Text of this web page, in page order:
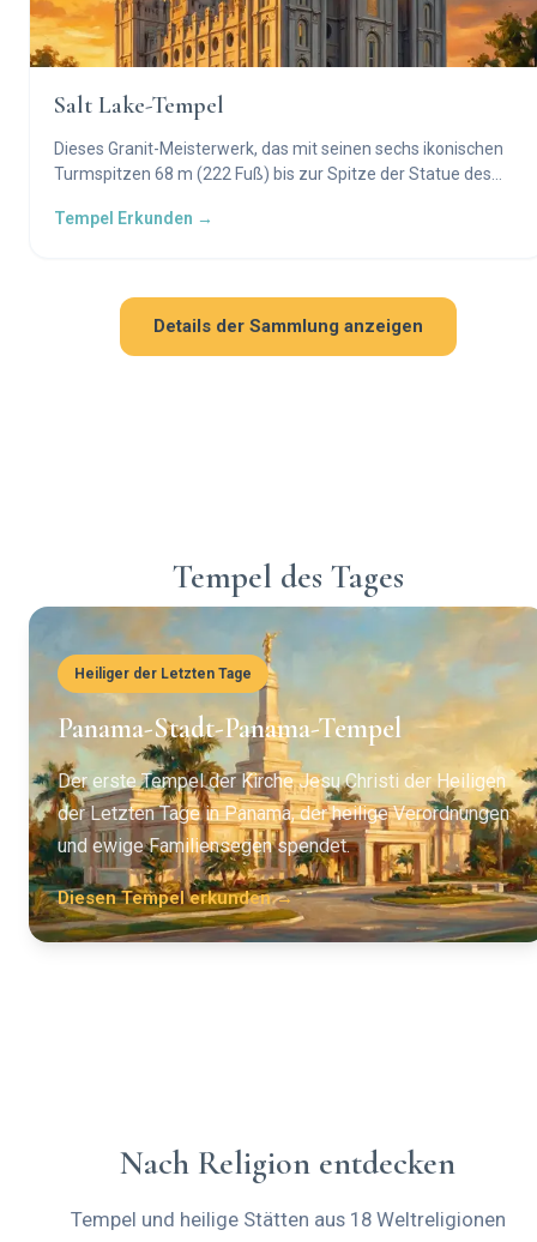
Salt Lake-Tempel
Dieses Granit-Meisterwerk, das mit seinen sechs ikonischen
Turmspitzen 68 m (222 Fuß) bis zur Spitze der Statue des
errichtet und steht weltweit als das bekannteste Symbol der
Tempel Erkunden →
Details der Sammlung anzeigen
Tempel des Tages
Heiliger der Letzten Tage
Panama-Stadt-Panama-Tempel
Der erste Tempel der Kirche Jesu Christi der Heiligen
der Letzten Tage in Panama, der heilige Verordnungen
und ewige Familiensegen spendet.
Diesen Tempel erkunden →
Nach Religion entdecken
Tempel und heilige Stätten aus 18 Weltreligionen